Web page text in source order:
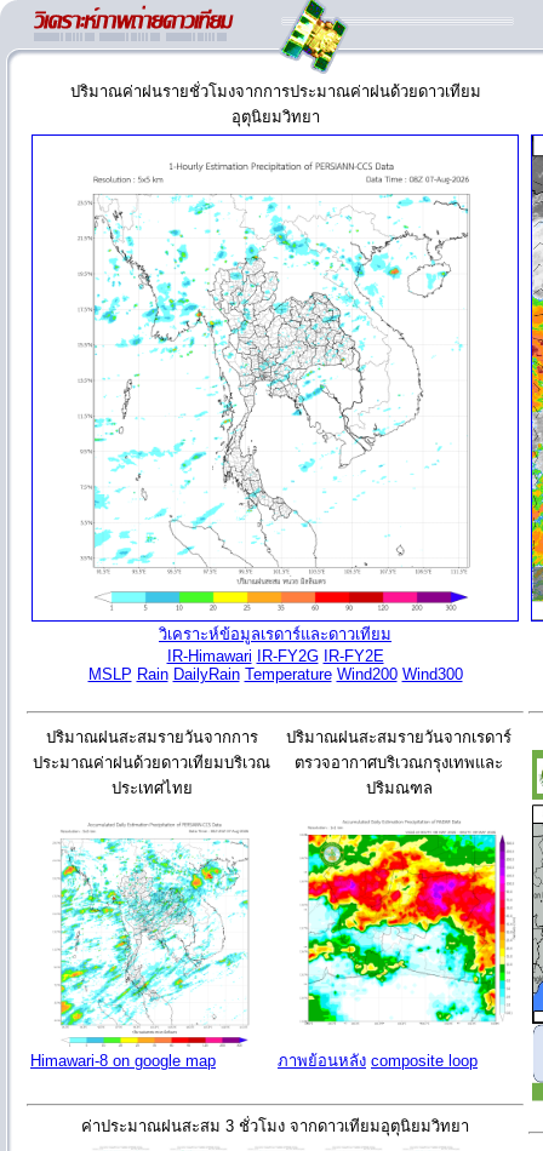
ปริมาณค่าฝนรายชั่วโมงจากการประมาณค่าฝนด้วยดาวเทียม
อุตุนิยมวิทยา
วิเคราะห์ข้อมูลเรดาร์และดาวเทียม
IR-Himawari
IR-FY2G
IR-FY2E
MSLP Rain DailyRain Temperature Wind200 Wind300
ปริมาณฝนสะสมรายวันจากการ
ประมาณค่าฝนด้วยดาวเทียมบริเวณ
ประเทศไทย
ปริมาณฝนสะสมรายวันจากเรดาร์
ตรวจอากาศบริเวณกรุงเทพและ
ปริมณฑล
Himawari-8 on google map ภาพย้อนหลัง composite loop
ค่าประมาณฝนสะสม 3 ชั่วโมง จากดาวเทียมอุตุนิยมวิทยา